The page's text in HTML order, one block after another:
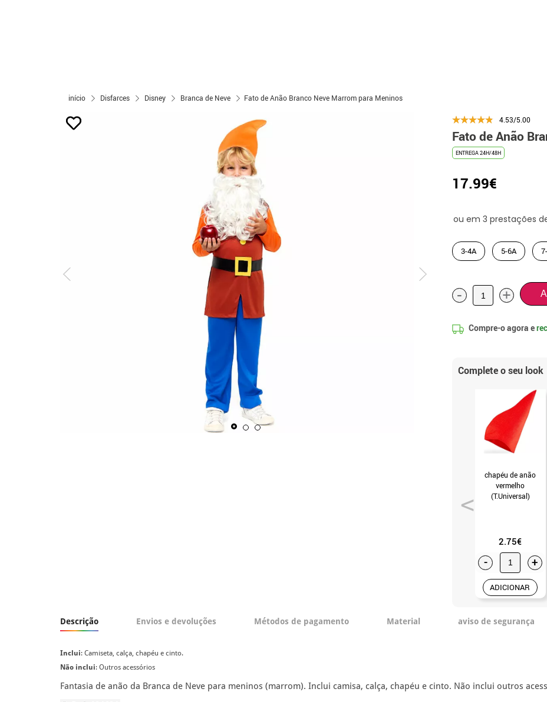
início Disfarces Disney Branca de Neve Fato de Anão Branco Neve Marrom para Meninos
4.53/5.00
Fato de Anão
ENTREGA 24H/48H
17.99€
3-4A 5-6A
- +
Compre-o agora e
Complete o seu look
chapéu de anão
vermelho
(T.Universal)
2.75€
- +
ADICIONAR
Descrição Envios e devoluções Métodos de pagamento Material aviso de segurança
Inclui: Camiseta, calça, chapéu e cinto.
Não inclui: Outros acessórios
Fantasia de anão da Branca de Neve para meninos (marrom). Inclui camisa, calça, chapéu e cinto. Não inclui outros